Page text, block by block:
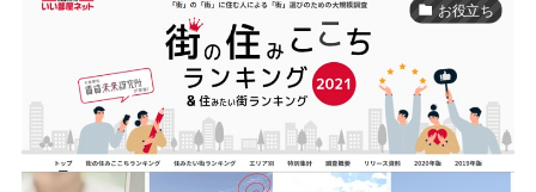
お役立ち